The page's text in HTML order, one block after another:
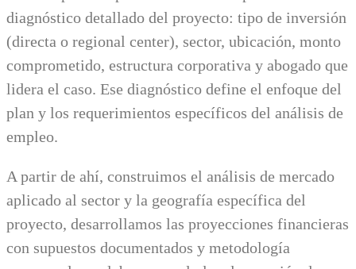
diagnóstico detallado del proyecto: tipo de inversión
(directa o regional center), sector, ubicación, monto
comprometido, estructura corporativa y abogado que
lidera el caso. Ese diagnóstico define el enfoque del
plan y los requerimientos específicos del análisis de
empleo.
A partir de ahí, construimos el análisis de mercado
aplicado al sector y la geografía específica del
proyecto, desarrollamos las proyecciones financieras
con supuestos documentados y metodología